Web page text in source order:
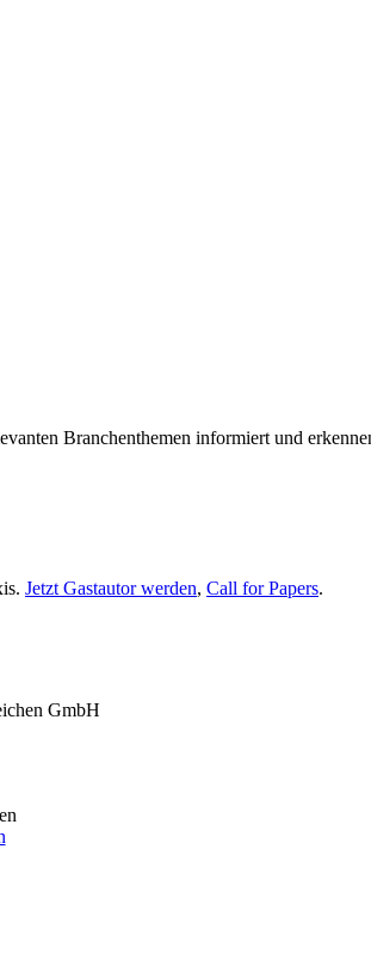
Branchenthemen informiert und
Jetzt Gastautor werden, Call for Papers.
GmbH